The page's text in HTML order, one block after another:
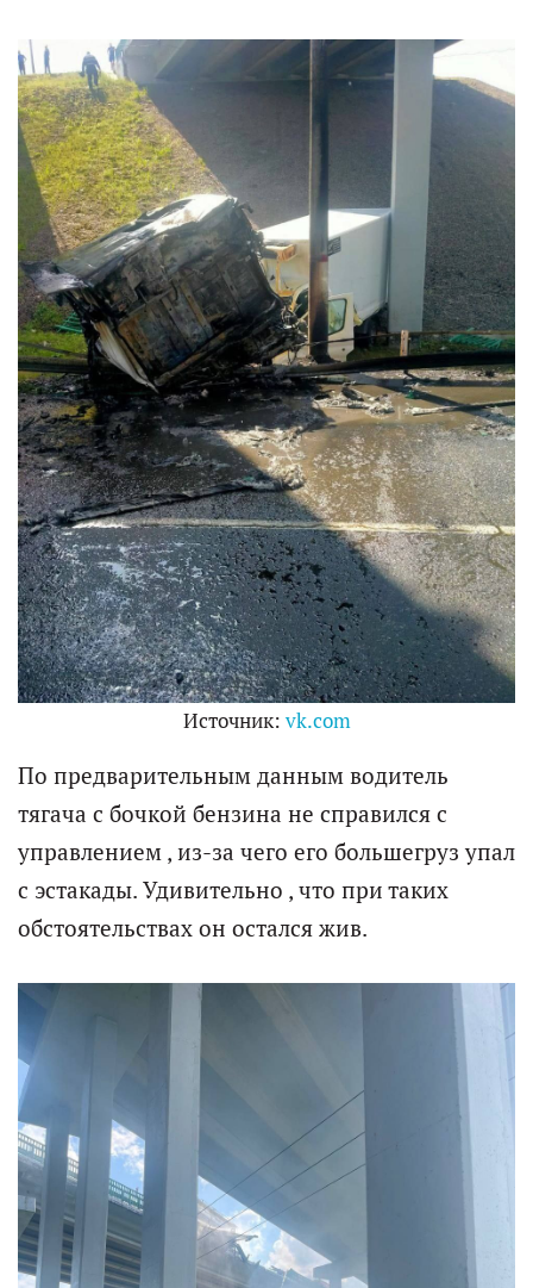
Источник: vk.com
По предварительным данным водитель
тягача с бочкой бензина не справился с
управлением , из-за чего его большегруз упал
с эстакады. Удивительно , что при таких
обстоятельствах он остался жив.